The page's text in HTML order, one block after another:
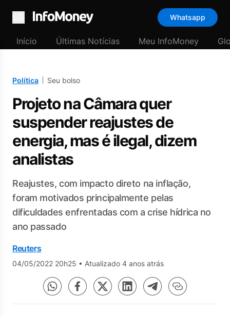
Menu
Whatsapp
Início Últimas Notícias Meu InfoMoney
Política Seu bolso
Projeto na Câmara quer
suspender reajustes de
energia, mas é ilegal, dizem
analistas
Reajustes, com impacto direto na inflação,
foram motivados principalmente pelas
dificuldades enfrentadas com a crise hídrica no
ano passado
Reuters
04/05/2022 20h25 • Atualizado 4 anos atrás